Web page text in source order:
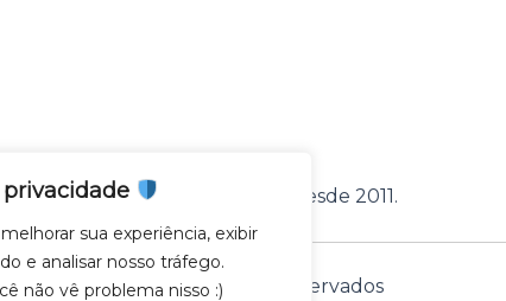
sua experiência, exibir
e analisar nosso tráfego.
não vê problema nisso :)
com em Belo Horizonte, desde 2011.
- 2025 © Todos os direitos reservados